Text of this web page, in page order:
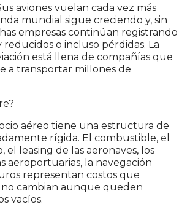
aviones vuelan cada vez más
mundial sigue creciendo y, sin
empresas continúan registrando
o incluso pérdidas. La
está llena de compañías que
a transportar millones de
aéreo tiene una estructura de
rígida. El combustible, el
el leasing de las aeronaves, los
aeroportuarias, la navegación
representan costos que
cambian aunque queden
vacíos.